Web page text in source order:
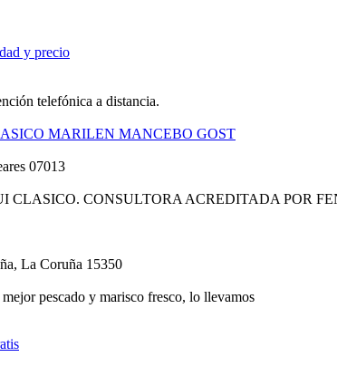
y precio
telefónica a distancia.
MARILEN MANCEBO GOST
07013
CLASICO. CONSULTORA ACREDITADA POR
La Coruña 15350
pescado y marisco fresco, lo llevamos